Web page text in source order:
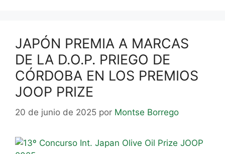
JAPÓN PREMIA A MARCAS
DE LA D.O.P. PRIEGO DE
CÓRDOBA EN LOS PREMIOS
JOOP PRIZE
20 de junio de 2025 por Montse Borrego